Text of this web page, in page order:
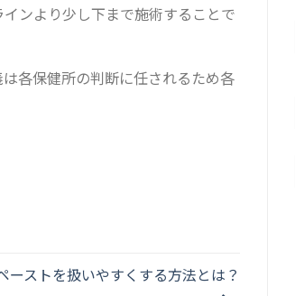
ンより少し下まで施術することで
各保健所の判断に任されるため各
ストを扱いやすくする方法とは？